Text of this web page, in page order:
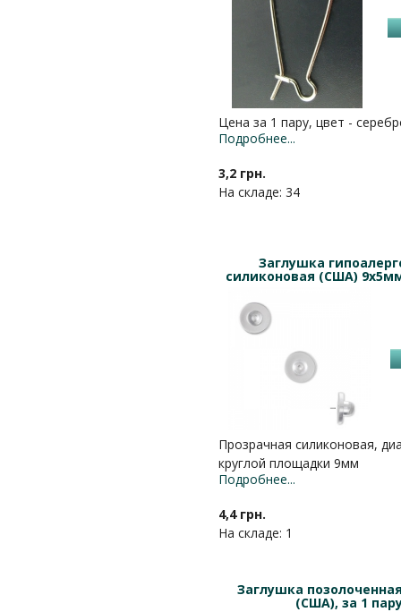
Цена за 1 пару, цвет -
Подробнее...
3,2 грн.
На складе: 34
Заглушка
силиконовая (США)
Прозрачная силиконовая,
круглой площадки 9мм
Подробнее...
4,4 грн.
На складе: 1
Заглушка
(США), за 1